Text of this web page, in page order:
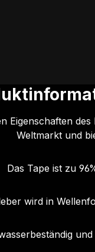
Eigenschaften
Weltmarkt und
Das Tape ist zu
wird in